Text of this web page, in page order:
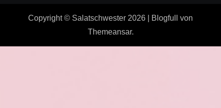
Copyright © Salatschwester 2026 Blogfull
von
Themeansar.